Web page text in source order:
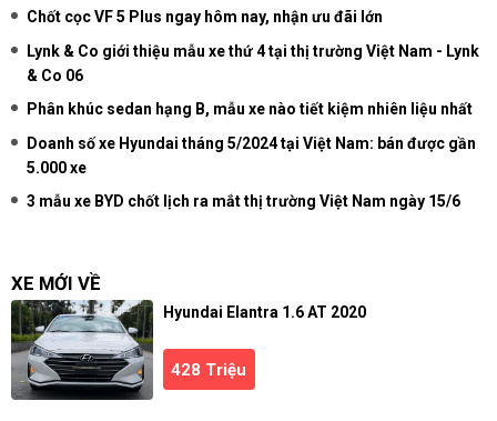
Chốt cọc VF 5 Plus ngay hôm nay, nhận ưu đãi lớn
Lynk & Co giới thiệu mẫu xe thứ 4 tại thị trường Việt Nam - Lynk
& Co 06
Phân khúc sedan hạng B, mẫu xe nào tiết kiệm nhiên liệu nhất
Doanh số xe Hyundai tháng 5/2024 tại Việt Nam: bán được gần
5.000 xe
3 mẫu xe BYD chốt lịch ra mắt thị trường Việt Nam ngày 15/6
XE MỚI VỀ
Hyundai Elantra 1.6 AT 2020
428 Triệu